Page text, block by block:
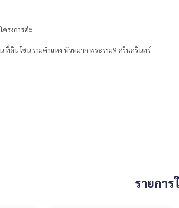
รงการค่ะ
ที่ดิน โซน รามคำแหง หัวหมาก พระราม9 ศรีนครินทร์
รายการ